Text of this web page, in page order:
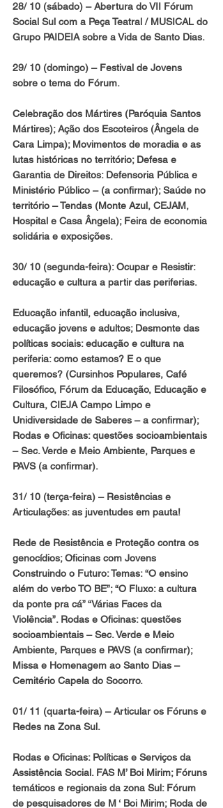
28/ 10 (sábado) – Abertura do VII Fórum
Social Sul com a Peça Teatral / MUSICAL do
Grupo PAIDEIA sobre a Vida de Santo Dias.
29/ 10 (domingo) – Festival de Jovens
sobre o tema do Fórum.
Celebração dos Mártires (Paróquia Santos
Mártires); Ação dos Escoteiros (Ângela de
Cara Limpa); Movimentos de moradia e as
lutas históricas no território; Defesa e
Garantia de Direitos: Defensoria Pública e
Ministério Público – (a confirmar); Saúde no
território – Tendas (Monte Azul, CEJAM,
Hospital e Casa Ângela); Feira de economia
solidária e exposições.
30/ 10 (segunda-feira): Ocupar e Resistir:
educação e cultura a partir das periferias.
Educação infantil, educação inclusiva,
educação jovens e adultos; Desmonte das
políticas sociais: educação e cultura na
periferia: como estamos? E o que
queremos? (Cursinhos Populares, Café
Filosófico, Fórum da Educação, Educação e
Cultura, CIEJA Campo Limpo e
Unidiversidade de Saberes – a confirmar);
Rodas e Oficinas: questões socioambientais
– Sec. Verde e Meio Ambiente, Parques e
PAVS (a confirmar).
31/ 10 (terça-feira) – Resistências e
Articulações: as juventudes em pauta!
Rede de Resistência e Proteção contra os
genocídios; Oficinas com Jovens
Construindo o Futuro: Temas: “O ensino
além do verbo TO BE”; “O Fluxo: a cultura
da ponte pra cá” “Várias Faces da
Violência”. Rodas e Oficinas: questões
socioambientais – Sec. Verde e Meio
Ambiente, Parques e PAVS (a confirmar);
Missa e Homenagem ao Santo Dias –
Cemitério Capela do Socorro.
01/ 11 (quarta-feira) – Articular os Fóruns e
Redes na Zona Sul.
Rodas e Oficinas: Políticas e Serviços da
Assistência Social. FAS M’ Boi Mirim; Fóruns
temáticos e regionais da zona Sul: Fórum
de pesquisadores de M ‘ Boi Mirim; Roda de